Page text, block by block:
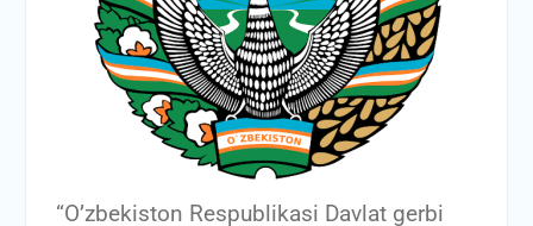
“O’zbekiston Respublikasi Davlat gerbi